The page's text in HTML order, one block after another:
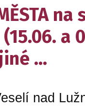
na
a
...
nad